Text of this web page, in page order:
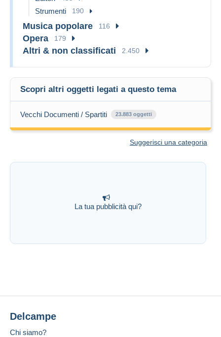
La tua pubblicità qui?
Strumenti 190
Musica popolare 116
Opera 179
Altri & non classificati 2.450
Scopri altri oggetti legati a questo tema
Vecchi Documenti / Spartiti 23.883 oggetti
Suggerisci una categoria
Delcampe
Chi siamo?